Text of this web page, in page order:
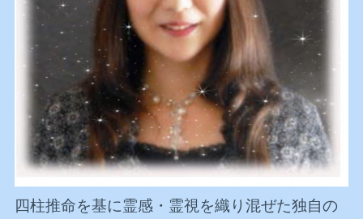
四柱推命を基に霊感・霊視を織り混ぜた独自の